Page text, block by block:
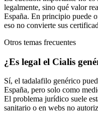
legalmente, sino qué valor
España. En principio puede
eso no convierte sus
Otros temas frecuentes
¿Es legal el Cialis
Sí, el tadalafilo genérico
España, pero solo como
El problema jurídico suele
sanitario o en webs no